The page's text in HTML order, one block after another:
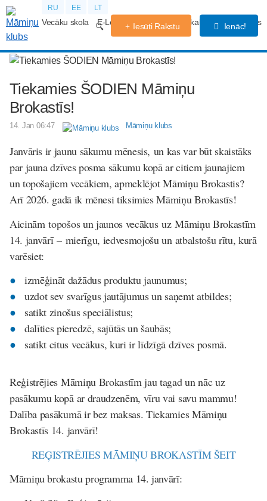
RU EE LT
Vecāku skola E-Lekcijas Grūtniecības kalendārs Forums
Iesūti Rakstu Ienāc!
Tiekamies ŠODIEN Māmiņu
Brokastīs!
14. Jan 06:47 Māmiņu klubs
Janvāris ir jaunu sākumu mēnesis, un kas var būt skaistāks
par jauna dzīves posma sākumu kopā ar citiem jaunajiem
un topošajiem vecākiem, apmeklējot Māmiņu Brokastis?
Arī 2026. gadā ik mēnesi tiksimies Māmiņu Brokastīs!
Aicinām topošos un jaunos vecākus uz Māmiņu Brokastīm
14. janvārī – mierīgu, iedvesmojošu un atbalstošu rītu, kurā
varēsiet:
izmēģināt dažādus produktu jaunumus;
uzdot sev svarīgus jautājumus un saņemt atbildes;
satikt zinošus speciālistus;
dalīties pieredzē, sajūtās un šaubās;
satikt citus vecākus, kuri ir līdzīgā dzīves posmā.
Reģistrējies Māmiņu Brokastīm jau tagad un nāc uz
pasākumu kopā ar draudzenēm, vīru vai savu mammu!
Dalība pasākumā ir bez maksas. Tiekamies Māmiņu
Brokastīs 14. janvārī!
REĢISTRĒJIES MĀMIŅU BROKASTĪM ŠEIT
Māmiņu brokastu programma 14. janvārī: